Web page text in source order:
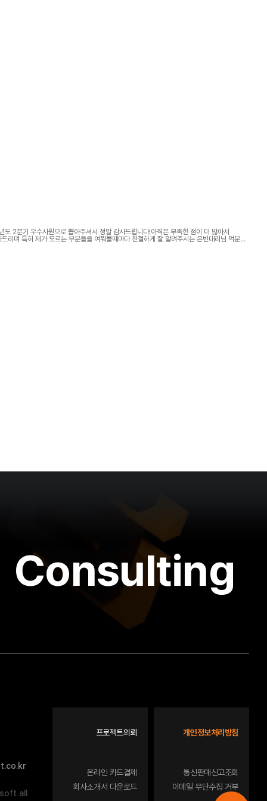
2분기 우수사원으로 뽑아주셔서 정말 감사드립니다!아직은 부족한 점이 더 많아서
리며 특히 제가 모르는 부분들을 여쭤볼때마다 친절하게 잘 알려주시는 은빈대리님 덕분에
니다!
Consulting
all
프로젝트의뢰
온라인 카드결제
회사소개서 다운로드
개인정보처리방침
통신판매신고조회
이메일 무단수집 거부